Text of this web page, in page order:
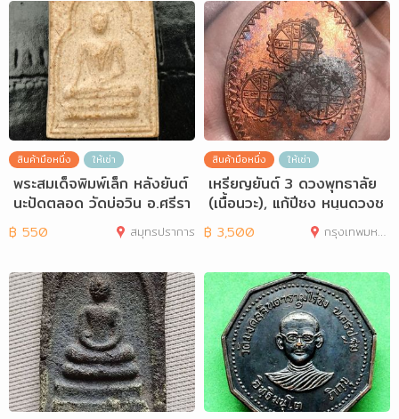
สินค้ามือหนึ่ง ให้เช่า
พระสมเด็จพิมพ์เล็ก หลังยันต์
นะปัดตลอด วัดบ่อวิน อ.ศรีรา
ชา จ
฿ 550 สมุทรปราการ
สินค้ามือหนึ่ง ให้เช่า
เหรียญยันต์ 3 ดวงพุทธาลัย
(เนื้อนวะ), แก้ปีชง หนุนดวงช
ะตา
฿ 3,500 กรุงเทพมหานคร